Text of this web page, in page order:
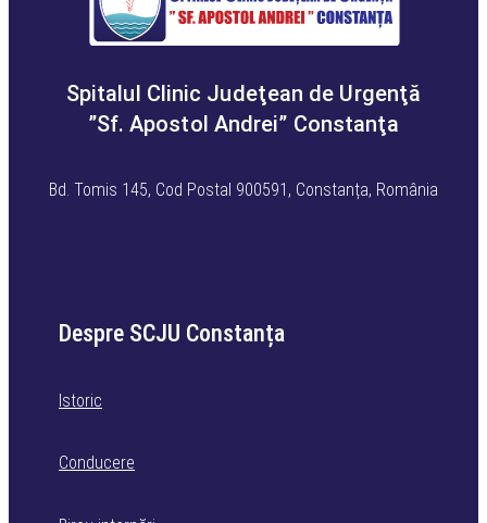
Spitalul Clinic Judeţean de Urgenţă
”Sf. Apostol Andrei” Constanţa
Bd. Tomis 145, Cod Postal 900591, Constanța, România
Despre SCJU Constanța
Istoric
Conducere